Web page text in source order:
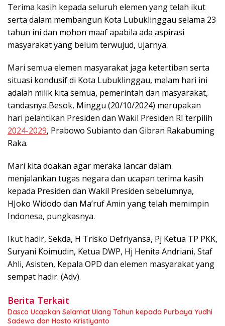
Terima kasih kepada seluruh elemen yang telah ikut
serta dalam membangun Kota Lubuklinggau selama 23
tahun ini dan mohon maaf apabila ada aspirasi
masyarakat yang belum terwujud, ujarnya.
Mari semua elemen masyarakat jaga ketertiban serta
situasi kondusif di Kota Lubuklinggau, malam hari ini
adalah milik kita semua, pemerintah dan masyarakat,
tandasnya Besok, Minggu (20/10/2024) merupakan
hari pelantikan Presiden dan Wakil Presiden RI terpilih
2024-2029, Prabowo Subianto dan Gibran Rakabuming
Raka.
Mari kita doakan agar meraka lancar dalam
menjalankan tugas negara dan ucapan terima kasih
kepada Presiden dan Wakil Presiden sebelumnya,
HJoko Widodo dan Ma’ruf Amin yang telah memimpin
Indonesa, pungkasnya.
Ikut hadir, Sekda, H Trisko Defriyansa, Pj Ketua TP PKK,
Suryani Koimudin, Ketua DWP, Hj Henita Andriani, Staf
Ahli, Asisten, Kepala OPD dan elemen masyarakat yang
sempat hadir. (Adv).
Berita Terkait
Dasco Ucapkan Selamat Ulang Tahun kepada Purbaya Yudhi
Sadewa dan Hasto Kristiyanto